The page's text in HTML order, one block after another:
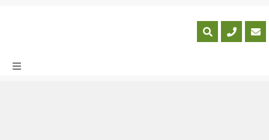
content